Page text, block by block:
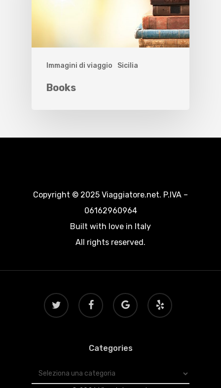
Immagini di viaggio Sicilia
Books
Copyright © 2025 Viaggiatore.net. P.IVA –
06162960964
Built with love in Italy
All rights reserved.
twitter facebook
google-
plus
yelp
Categories
Categories